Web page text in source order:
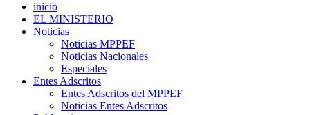
inicio
EL MINISTERIO
Noticias
Noticias MPPEF
Noticias Nacionales
Especiales
Entes Adscritos
Entes Adscritos del MPPEF
Noticias Entes Adscritos